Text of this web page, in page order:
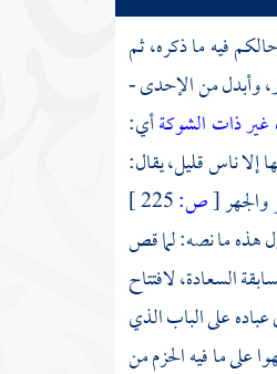
فيه ما ذكره، ثم
وأبدل من الإحدى -
غير ذات الشوكةأي:
إلا ناس قليل، يقال:
[ص:
هذه ما نصه: لما قص
السعادة، لافتتاح
على الباب الذي
على ما فيه الحزم من